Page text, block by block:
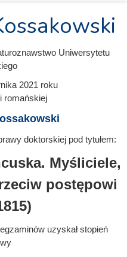
Uniwersytetu
2021 roku
romańskiej
doktorskiej pod tytułem:
Myśliciele,
postępowi
uzyskał stopień